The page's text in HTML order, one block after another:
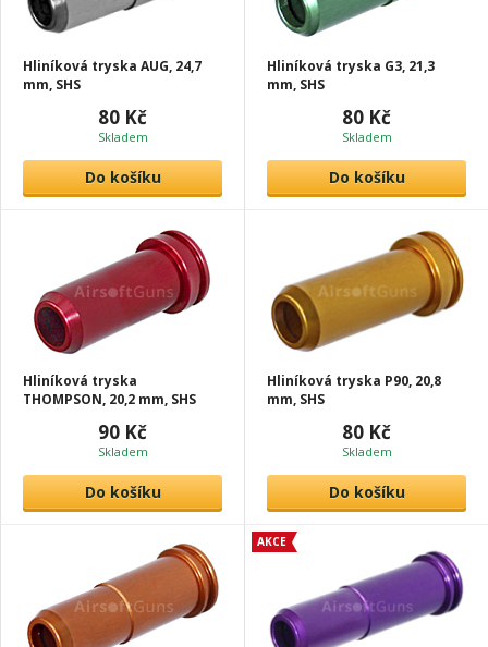
Hliníková tryska AUG, 24,7
mm, SHS
80 Kč
Skladem
Do košíku
Hliníková tryska G3, 21,3
mm, SHS
80 Kč
Skladem
Do košíku
Hliníková tryska
THOMPSON, 20,2 mm, SHS
90 Kč
Skladem
Do košíku
Hliníková tryska P90, 20,8
mm, SHS
80 Kč
Skladem
Do košíku
AKCE